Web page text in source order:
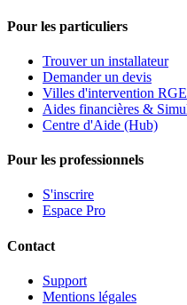
Pour les particuliers
Trouver un installateur
Demander un devis
Villes d'intervention RGE
Aides financières &
Centre d'Aide (Hub)
Pour les professionnels
S'inscrire
Espace Pro
Contact
Support
Mentions légales